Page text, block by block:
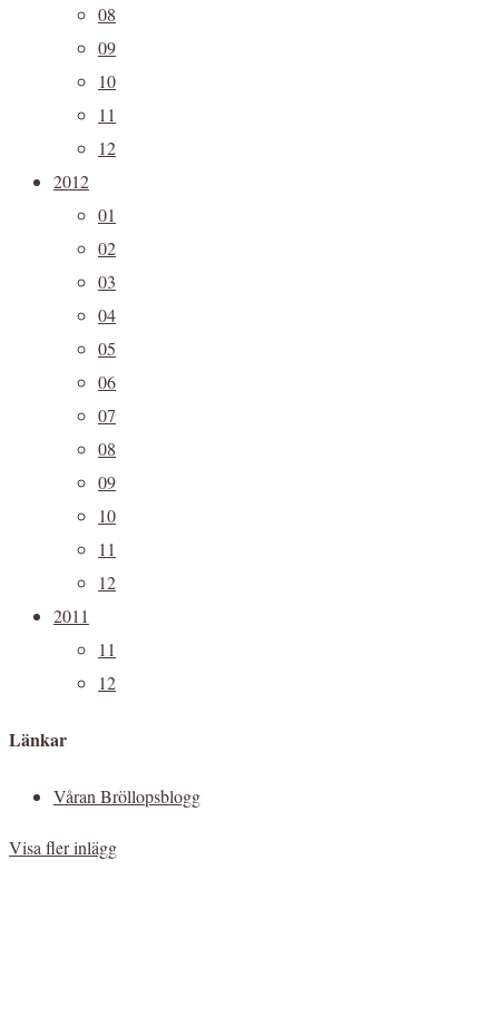
08
09
10
11
12
2012
01
02
03
04
05
06
07
08
09
10
11
12
2011
11
12
Länkar
Våran Bröllopsblogg
Visa fler inlägg